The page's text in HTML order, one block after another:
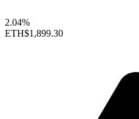
2.04%
ETH$1,899.30